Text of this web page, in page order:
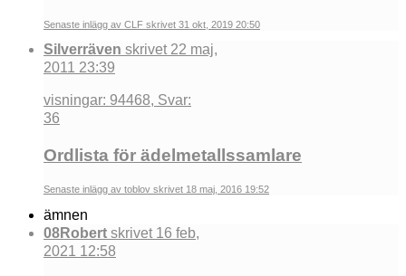
Senaste inlägg av CLF skrivet 31 okt, 2019 20:50
Silverräven skrivet 22 maj,
2011 23:39
visningar: 94468, Svar:
36
Ordlista för ädelmetallssamlare
Senaste inlägg av toblov skrivet 18 maj, 2016 19:52
ämnen
08Robert skrivet 16 feb,
2021 12:58